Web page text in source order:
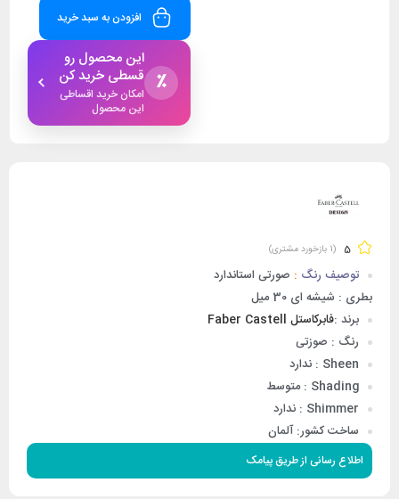
افزودن به سبد خرید
٪
این محصول رو
قسطی خرید کن
امکان خرید اقساطی
این محصول
5
(
1 بازخورد مشتری)
توصیف رنگ : صورتی استاندارد
بطری : شیشه ای 30 میل
برند :فابرکاستل Faber Castell
رنگ : صوزتی
Sheen : ندارد
Shading : متوسط
Shimmer : ندارد
ساخت کشور: آلمان
اطلاع رسانی از طریق پیامک